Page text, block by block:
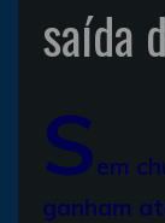
saída
Sem
ganham